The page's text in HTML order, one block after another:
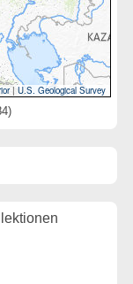
|U.S. Geological Survey